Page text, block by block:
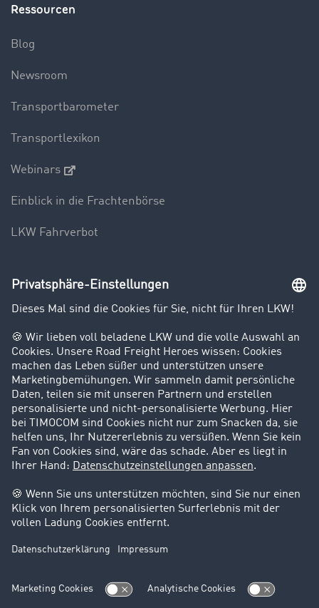
Ressourcen
Blog
Newsroom
Transportbarometer
Transportlexikon
Webinars
Einblick in die Frachtenbörse
LKW Fahrverbot
Unternehmen
Kunden werben Kunden
Success Stories
Karriere
Support
Kontakt
Rechtliches
Impressum
AGB